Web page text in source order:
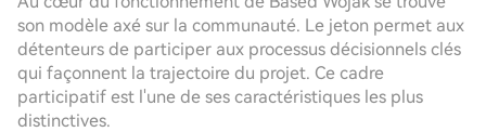
son modèle axé sur la communauté. Le jeton permet aux
détenteurs de participer aux processus décisionnels clés
qui façonnent la trajectoire du projet. Ce cadre
participatif est l'une de ses caractéristiques les plus
distinctives.